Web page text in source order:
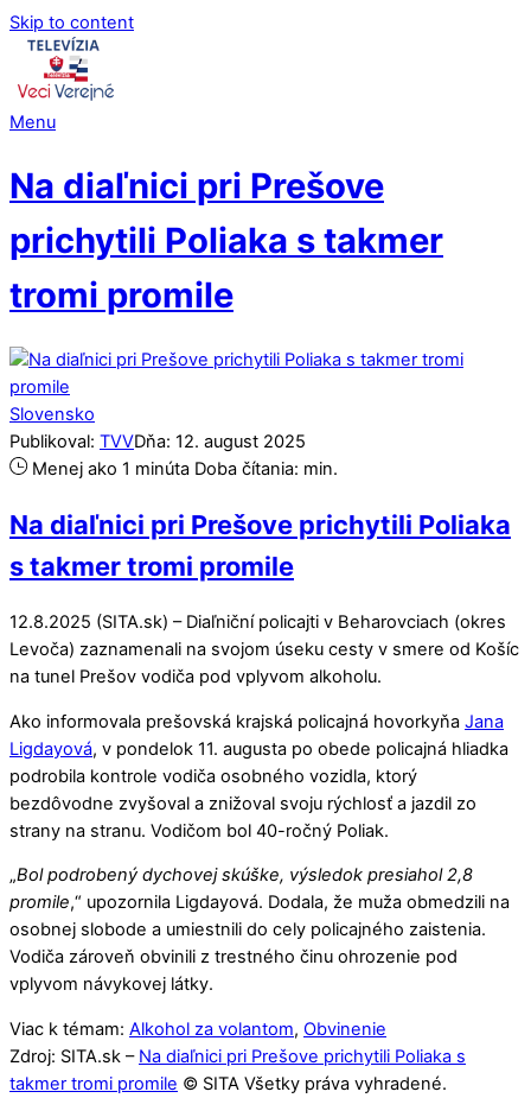
Skip to content
Menu
Na diaľnici pri Prešove
prichytili Poliaka s takmer
tromi promile
Slovensko
Publikoval: TVVDňa: 12. august 2025
Menej ako 1 minúta Doba čítania: min.
Na diaľnici pri Prešove prichytili Poliaka
s takmer tromi promile
12.8.2025 (SITA.sk) – Diaľniční policajti v Beharovciach (okres
Levoča) zaznamenali na svojom úseku cesty v smere od Košíc
na tunel Prešov vodiča pod vplyvom alkoholu.
Ako informovala prešovská krajská policajná hovorkyňa Jana
Ligdayová, v pondelok 11. augusta po obede policajná hliadka
podrobila kontrole vodiča osobného vozidla, ktorý
bezdôvodne zvyšoval a znižoval svoju rýchlosť a jazdil zo
strany na stranu. Vodičom bol 40-ročný Poliak.
„Bol podrobený dychovej skúške, výsledok presiahol 2,8
promile,“ upozornila Ligdayová. Dodala, že muža obmedzili na
osobnej slobode a umiestnili do cely policajného zaistenia.
Vodiča zároveň obvinili z trestného činu ohrozenie pod
vplyvom návykovej látky.
Viac k témam: Alkohol za volantom, Obvinenie
Zdroj: SITA.sk – Na diaľnici pri Prešove prichytili Poliaka s
takmer tromi promile © SITA Všetky práva vyhradené.